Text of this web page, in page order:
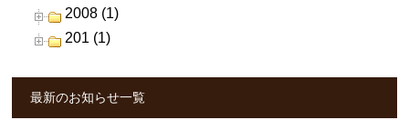
2008 (1)
201 (1)
最新のお知らせ一覧